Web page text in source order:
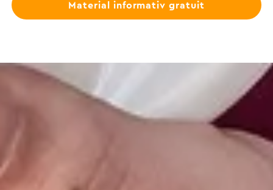
Material informativ gratuit